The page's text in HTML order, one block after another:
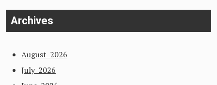
Archives
August 2026
July 2026